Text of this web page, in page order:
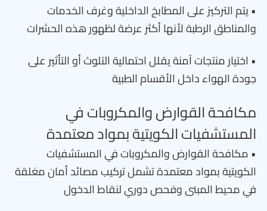
• يتم التركيز على المطابخ الداخلية وغرف الخدمات
والمناطق الرطبة لأنها أكثر عرضة لظهور هذه الحشرات
• اختيار منتجات آمنة يقلل احتمالية التلوث أو التأثير على
جودة الهواء داخل الأقسام الطبية
مكافحة القوارض والمكروبات في
المستشفيات الكويتية بمواد معتمدة
• مكافحة القوارض والمكروبات في المستشفيات
الكويتية بمواد معتمدة تشمل تركيب مصائد أمان مغلقة
في محيط المبنى وفحص دوري لنقاط الدخول